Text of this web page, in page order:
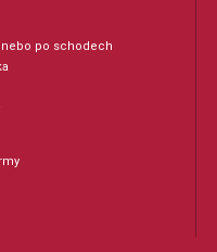
Počet stran: 12
Odběr minimálně 3 kusy
nebo po schodech